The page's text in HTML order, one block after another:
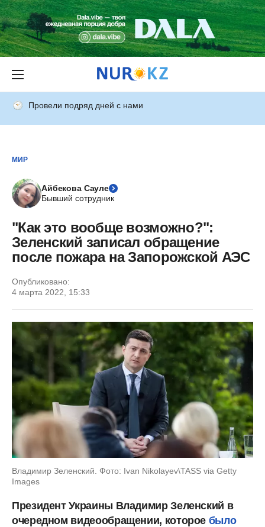
Провели подряд дней с нами
МИР
Айбекова Сауле
Бывший сотрудник
"Как это вообще возможно?":
Зеленский записал обращение
после пожара на Запорожской АЭС
Опубликовано:
4 марта 2022, 15:33
Владимир Зеленский. Фото: Ivan Nikolayev\TASS via Getty
Images
Президент Украины Владимир Зеленский в
очередном видеообращении, которое было